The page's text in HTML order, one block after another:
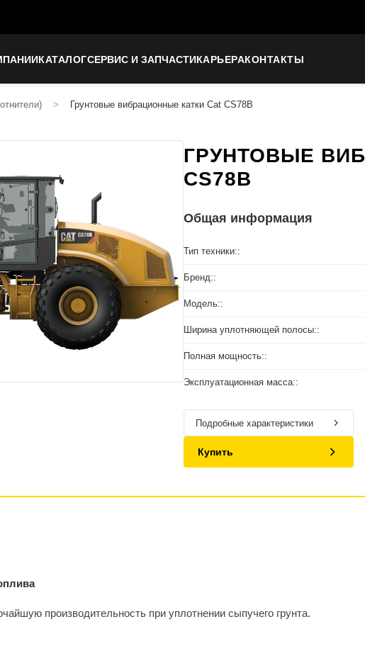
КАТАЛОГСЕРВИС И ЗАПЧАСТИКАРЬЕРАКОНТАКТЫ
> Грунтовые вибрационные катки Cat CS78B
ГРУНТОВЫЕ
CS78B
Общая информация
Тип техники::
Бренд::
Модель::
Ширина уплотняющей полосы::
Полная мощность::
Эксплуатационная масса::
Подробные характеристики
Купить
производительность при уплотнении сыпучего грунта.